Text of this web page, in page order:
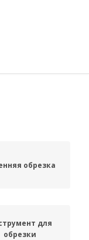
обрезка
для
обрезки